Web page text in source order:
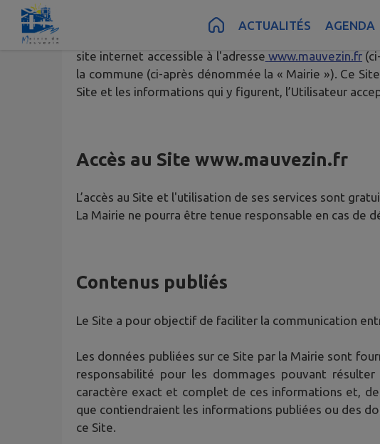
Contenu Pied de page
ACTUALITÉS AGENDA
site internet accessible à l'adresse www.mauvezin.fr
la commune (ci-après dénommée la « Mairie »). Ce
Site et les informations qui y figurent, l’Utilisateur
Accès au Site www.mauvezin.fr
L’accès au Site et l'utilisation de ses services sont
La Mairie ne pourra être tenue responsable en cas de
Contenus publiés
Le Site a pour objectif de faciliter la communication
Les données publiées sur ce Site par la Mairie sont
responsabilité pour les dommages pouvant
caractère exact et complet de ces informations et,
que contiendraient les informations publiées ou des
ce Site.